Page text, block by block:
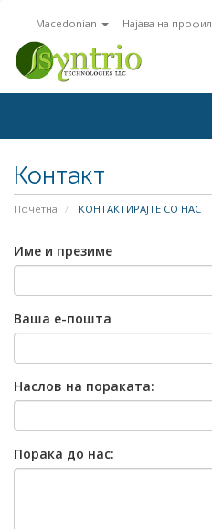
Macedonian Најава на профил
Контакт
Почетна КОНТАКТИРАЈТЕ СО НАС
Име и презиме
Ваша е-пошта
Наслов на пораката:
Порака до нас: